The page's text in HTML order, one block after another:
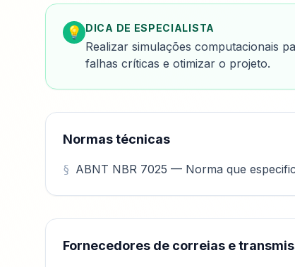
💡 DICA DE ESPECIALISTA
Realizar simulações computacionais
falhas críticas e otimizar o projeto.
Normas técnicas
ABNT NBR 7025 — Norma que
Fornecedores de correias e